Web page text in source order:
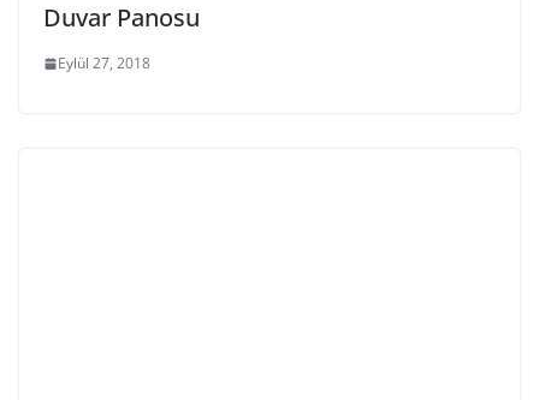
Duvar Panosu
Eylül 27, 2018